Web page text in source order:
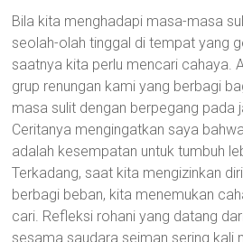
Bila kita menghadapi masa-masa
seolah-olah tinggal di tempat yang
saatnya kita perlu mencari cahaya.
grup renungan kami yang berbagi
masa sulit dengan berpegang pada
Ceritanya mengingatkan saya
adalah kesempatan untuk tumbuh
Terkadang, saat kita mengizinkan
berbagi beban, kita menemukan
cari. Refleksi rohani yang datang
sesama saudara seiman sering kali